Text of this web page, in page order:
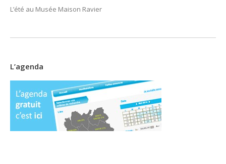
L’été au Musée Maison Ravier
L’agenda